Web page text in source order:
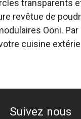
transparents
revêtue de
Ooni.
cuisine
Suivez nous